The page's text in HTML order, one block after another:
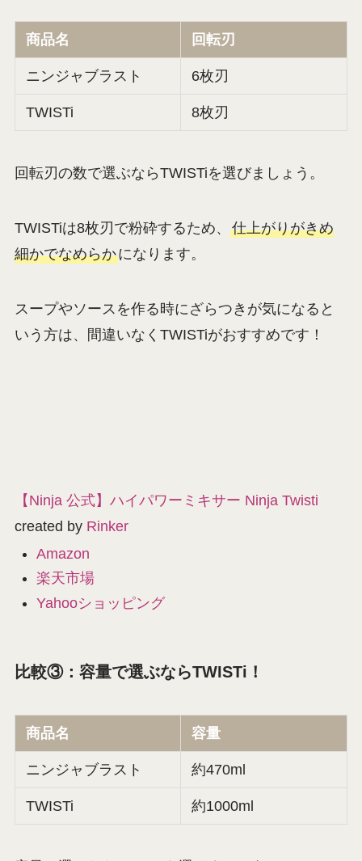
商品名 回転刃
ニンジャブラスト 6枚刃
TWISTi 8枚刃
回転刃の数で選ぶならTWISTiを選びましょう。
TWISTiは8枚刃で粉砕するため、 仕上がりがきめ
細かでなめらかになります。
スープやソースを作る時にざらつきが気になると
いう方は、間違いなくTWISTiがおすすめです！
【Ninja 公式】ハイパワーミキサー Ninja Twisti
created by Rinker
Amazon
楽天市場
Yahooショッピング
比較③：容量で選ぶならTWISTi！
商品名 容量
ニンジャブラスト 約470ml
TWISTi 約1000ml